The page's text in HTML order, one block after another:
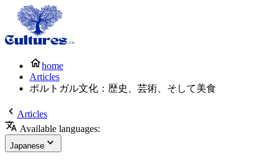
home
Articles
ポルトガル文化：歴史、芸術、そして美食
Articles
Available languages:
Japanese